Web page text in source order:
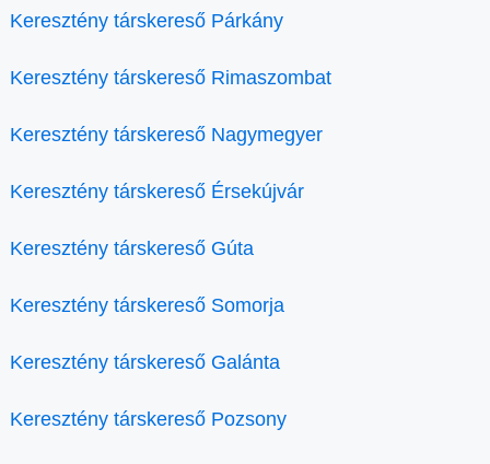
Keresztény társkereső Párkány
Keresztény társkereső Rimaszombat
Keresztény társkereső Nagymegyer
Keresztény társkereső Érsekújvár
Keresztény társkereső Gúta
Keresztény társkereső Somorja
Keresztény társkereső Galánta
Keresztény társkereső Pozsony